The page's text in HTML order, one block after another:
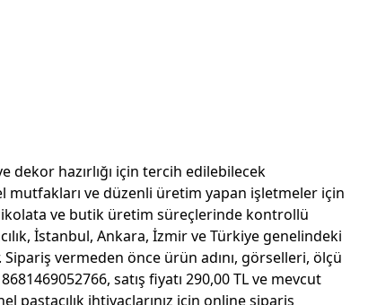
dekor hazırlığı için tercih edilebilecek
ve düzenli üretim yapan işletmeler için
ve butik üretim süreçlerinde kontrollü
İstanbul, Ankara, İzmir ve Türkiye genelindeki
vermeden önce ürün adını, görselleri, ölçü
satış fiyatı 290,00 TL ve mevcut
pastacılık ihtiyaçlarınız için online sipariş